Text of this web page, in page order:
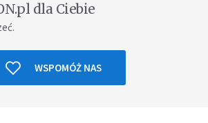
dla Ciebie
WSPOMÓŻ NAS